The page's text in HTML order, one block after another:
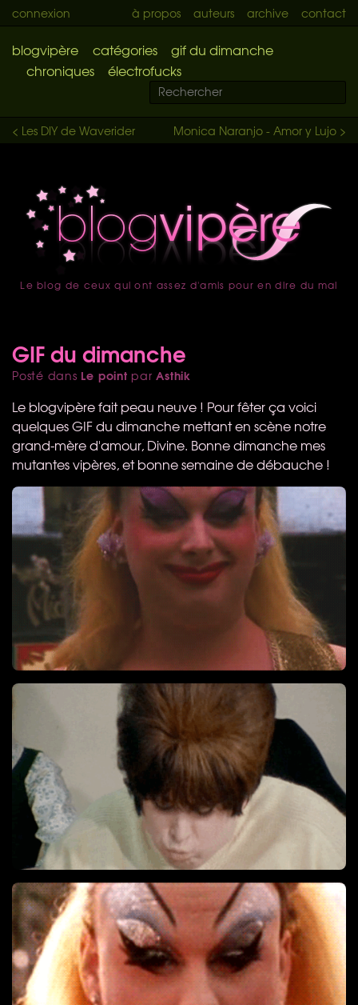
connexion à propos auteurs archive contact
blogvipère catégories
gif du dimanche
chroniques
électrofucks
Monica Naranjo - Amor y Lujo >
< Les DIY de Waverider
accueil
Le blog de ceux qui ont assez d'amis pour en dire du mal
GIF du dimanche
Posté dans Le point parAsthik
Le blogvipère fait peau neuve ! Pour fêter ça voici
quelquesGIFdu dimanche mettant en scène notre
grand-mère d'amour, Divine. Bonne dimanche mes
mutantes vipères, et bonne semaine de débauche !